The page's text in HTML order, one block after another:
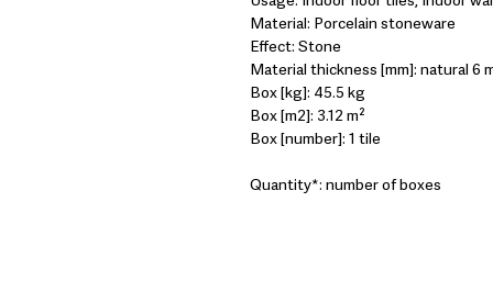
Material: Porcelain stoneware
Effect: Stone
Material thickness [mm]: natural 6
Box [kg]: 45.5 kg
Box [m2]: 3.12 m²
Box [number]: 1 tile
Quantity*: number of boxes